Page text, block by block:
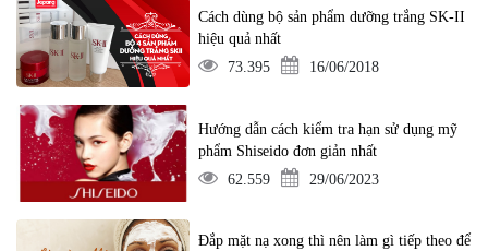
Cách dùng bộ sản phẩm dưỡng trắng SK-II
hiệu quả nhất
73.395
16/06/2018
Hướng dẫn cách kiểm tra hạn sử dụng mỹ
phẩm Shiseido đơn giản nhất
62.559
29/06/2023
Đắp mặt nạ xong thì nên làm gì tiếp theo để